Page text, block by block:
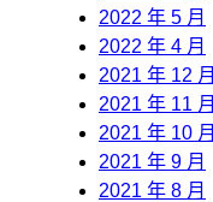
2022 年 5 月
2022 年 4 月
2021 年 12 月
2021 年 11 月
2021 年 10 月
2021 年 9 月
2021 年 8 月